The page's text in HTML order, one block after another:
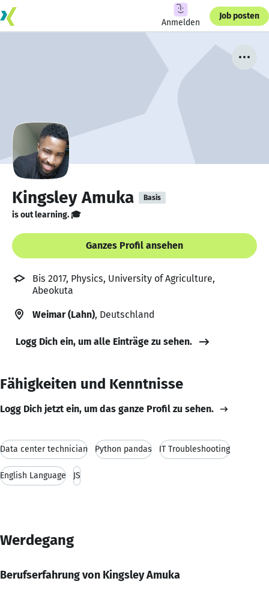
Anmelden
Job posten
Kingsley Amuka Basis
is out learning. 🎓
Ganzes Profil ansehen
Bis 2017, Physics, University of Agriculture,
Abeokuta
Weimar (Lahn), Deutschland
Logg Dich ein, um alle Einträge zu sehen.
Fähigkeiten und Kenntnisse
Logg Dich jetzt ein, um das ganze Profil zu sehen.
Data center technician Python pandas IT Troubleshooting
English Language JS
Werdegang
Berufserfahrung von Kingsley Amuka